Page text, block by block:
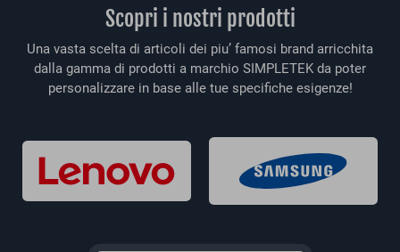
Scopri i nostri prodotti
Una vasta scelta di articoli dei piu’ famosi brand arricchita
dalla gamma di prodotti a marchio SIMPLETEK da poter
personalizzare in base alle tue specifiche esigenze!